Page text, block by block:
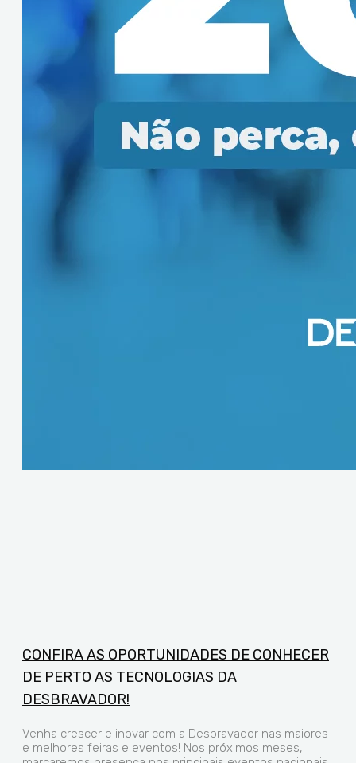
CONFIRA AS OPORTUNIDADES DE CONHECER
DE PERTO AS TECNOLOGIAS DA
DESBRAVADOR!
Venha crescer e inovar com a Desbravador nas maiores
e melhores feiras e eventos! Nos próximos meses,